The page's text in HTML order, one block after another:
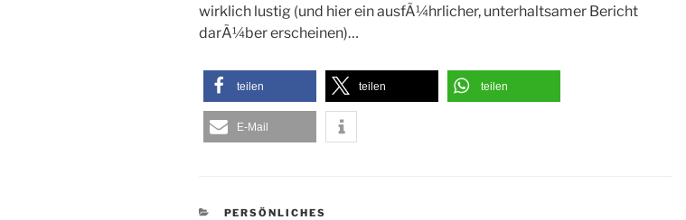
wirklich lustig (und hier ein ausfÃ¼hrlicher, unterhaltsamer Bericht
darÃ¼ber erscheinen)…
teilen teilen teilen
E-Mail
KATEGORIEN
PERSÖNLICHES